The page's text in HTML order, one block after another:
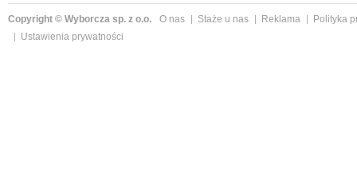
Copyright © Wyborcza sp. z o.o. O nas Staże u nas Reklama
Polityka
Ustawienia prywatności